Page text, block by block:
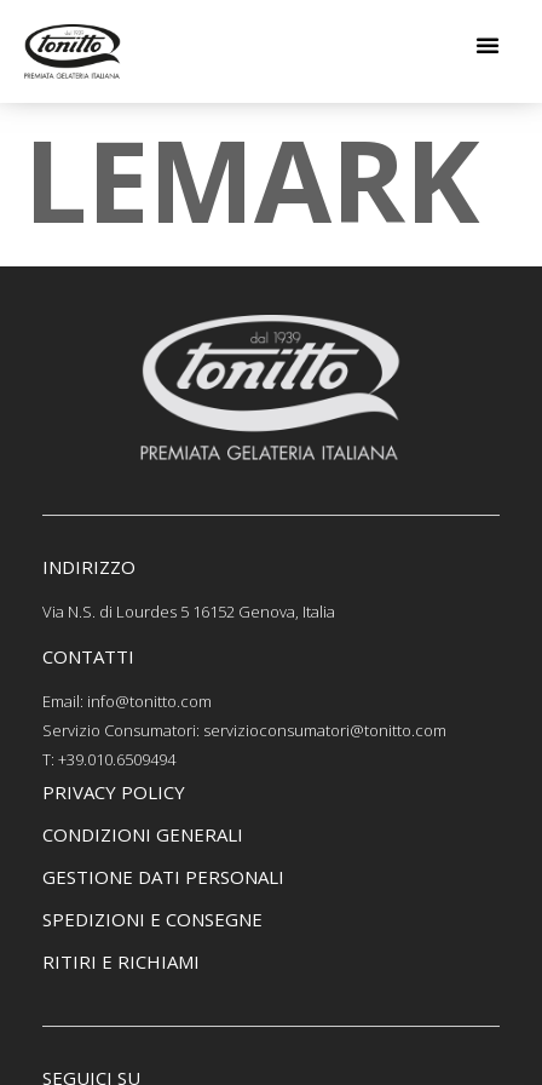
LEMARK
INDIRIZZO
Via N.S. di Lourdes 5 16152 Genova, Italia
CONTATTI
Email: info@tonitto.com
Servizio Consumatori: servizioconsumatori@tonitto.com
T: +39.010.6509494
PRIVACY POLICY
CONDIZIONI GENERALI
GESTIONE DATI PERSONALI
SPEDIZIONI E CONSEGNE
RITIRI E RICHIAMI
SEGUICI SU